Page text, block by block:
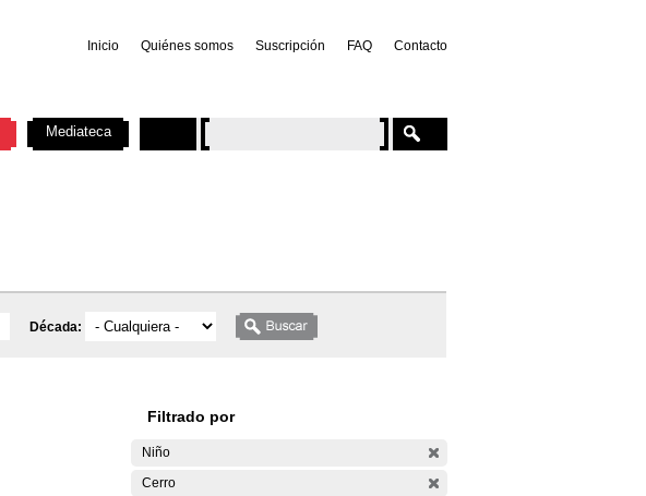
Inicio Quiénes somos Suscripción FAQ Contacto
Década:
Filtrado por
Niño
Cerro
Mediateca